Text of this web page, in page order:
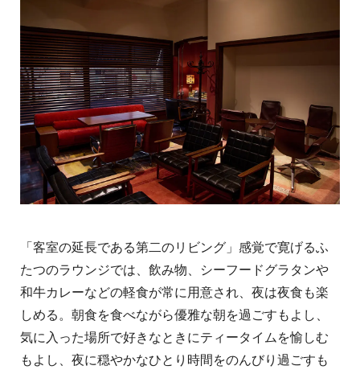
「客室の延長である第二のリビング」感覚で寛げるふ
たつのラウンジでは、飲み物、シーフードグラタンや
和牛カレーなどの軽食が常に用意され、夜は夜食も楽
しめる。朝食を食べながら優雅な朝を過ごすもよし、
気に入った場所で好きなときにティータイムを愉しむ
もよし、夜に穏やかなひとり時間をのんびり過ごすも